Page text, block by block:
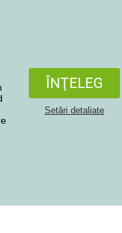
ÎNŢELEG
Setări detaliate